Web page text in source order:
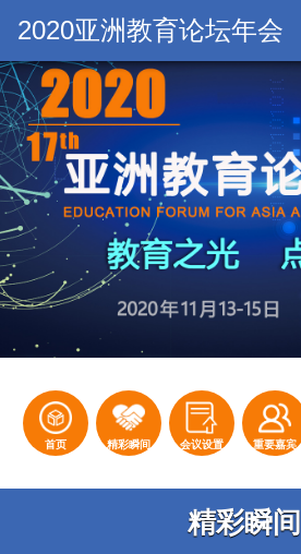
2020亚洲教育论坛年会
首页 精彩瞬间 会议设置 重要嘉宾
精彩瞬间